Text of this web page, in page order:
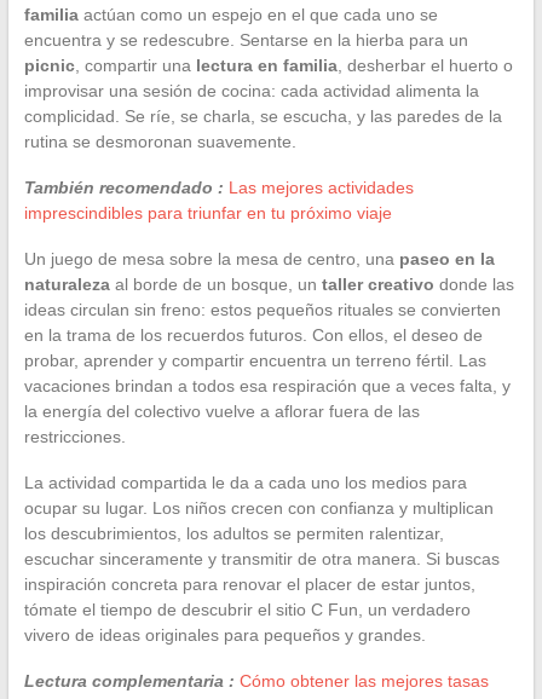
familiaactúan como un espejo en el que cada uno se
encuentra y se redescubre. Sentarse en la hierba para un
picnic, compartir una lectura en familia, desherbar el huerto o
improvisar una sesión de cocina: cada actividad alimenta la
complicidad. Se ríe, se charla, se escucha, y las paredes de la
rutina se desmoronan suavemente.
También recomendado : Las mejores actividades
imprescindibles para triunfar en tu próximo viaje
Un juego de mesa sobre la mesa de centro, una paseo en la
naturalezaal borde de un bosque, un taller creativo donde las
ideas circulan sin freno: estos pequeños rituales se convierten
en la trama de los recuerdos futuros. Con ellos, el deseo de
probar, aprender y compartir encuentra un terreno fértil. Las
vacaciones brindan a todos esa respiración que a veces falta, y
la energía del colectivo vuelve a aflorar fuera de las
restricciones.
La actividad compartida le da a cada uno los medios para
ocupar su lugar. Los niños crecen con confianza y multiplican
los descubrimientos, los adultos se permiten ralentizar,
escuchar sinceramente y transmitir de otra manera. Si buscas
inspiración concreta para renovar el placer de estar juntos,
tómate el tiempo de descubrir el sitio C Fun, un verdadero
vivero de ideas originales para pequeños y grandes.
Lectura complementaria : Cómo obtener las mejores tasas